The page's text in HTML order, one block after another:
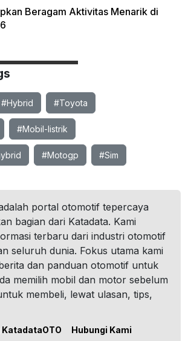
Beragam Aktivitas Menarik di
#Hybrid #Toyota
#Mobil-listrik
#Motogp #Sim
portal otomotif tepercaya
bagian dari Katadata. Kami
terbaru dari industri otomotif
seluruh dunia. Fokus utama kami
dan panduan otomotif untuk
memilih mobil dan motor sebelum
membeli, lewat ulasan, tips,
Hubungi Kami